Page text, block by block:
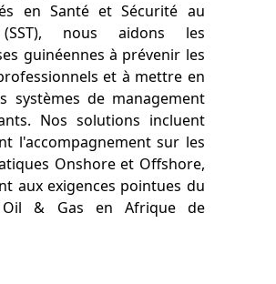
en Santé et Sécurité au
nous aidons les
guinéennes à prévenir les
et à mettre en
systèmes de management
Nos solutions incluent
l'accompagnement sur les
Onshore et Offshore,
aux exigences pointues du
Oil & Gas en Afrique de